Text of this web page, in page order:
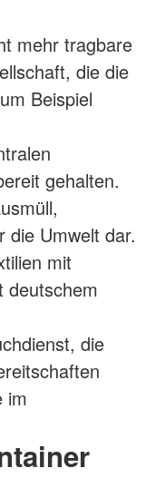
mehr tragbare
die die
Beispiel
gehalten.
die Umwelt dar.
mit
deutschem
die
im